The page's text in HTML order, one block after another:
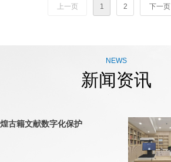
古籍文献数字化保护
NEWS
新闻资讯
上一页 1 2 下一页